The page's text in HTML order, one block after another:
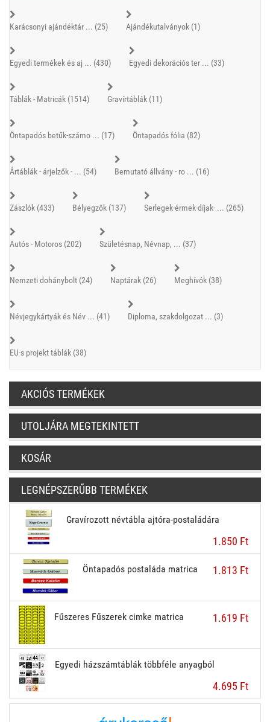
Karácsonyi ajándéktár ... (25) Ajándékutalványok (1)
Egyedi termékek és aj ... (430) Egyedi dekorációs ter ... (33)
Táblák - Matricák (1514) Gravírtáblák (11)
Öntapadós betűk-számo ... (17) Öntapadós fólia (82)
Ártáblák - árjelzők - ... (54) Bemutató állvány - ro ... (16)
Zászlók (433) Bélyegzők (137) Serlegek-érmek-díjak- ... (265)
Autós - Motoros (202) Születésnap, Névnap, ... (37)
Nemzeti dohánybolt (24) Naptárak (26) Meghívók (38)
Névjegykártyák és Név ... (41) Diploma, szakdolgozat ... (3)
EU-s projekt táblák (38)
AKCIÓS TERMÉKEK
UTOLJÁRA MEGTEKINTETT
KOSÁR
LEGNÉPSZERŰBB TERMÉKEK
Gravírozott névtábla ajtóra-postaládára
1.850 Ft
Öntapadós postaláda matrica 1.813 Ft
Fűszeres Fűszerek cimke matrica 1.619 Ft
Egyedi házszámtáblák többféle anyagból
4.695 Ft